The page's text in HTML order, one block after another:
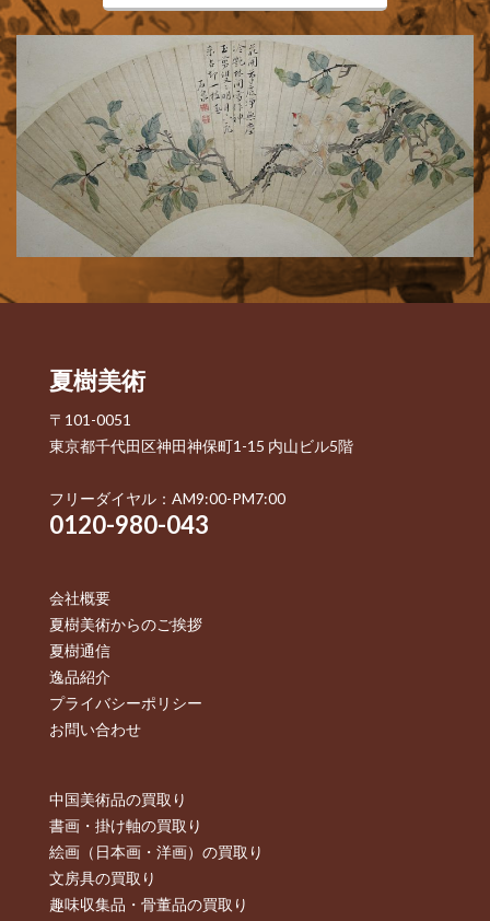
夏樹美術
〒101-0051
東京都千代田区神田神保町1-15 内山ビル5階
フリーダイヤル：AM9:00-PM7:00
0120-980-043
会社概要
夏樹美術からのご挨拶
夏樹通信
逸品紹介
プライバシーポリシー
お問い合わせ
中国美術品の買取り
書画・掛け軸の買取り
絵画（日本画・洋画）の買取り
文房具の買取り
趣味収集品・骨董品の買取り